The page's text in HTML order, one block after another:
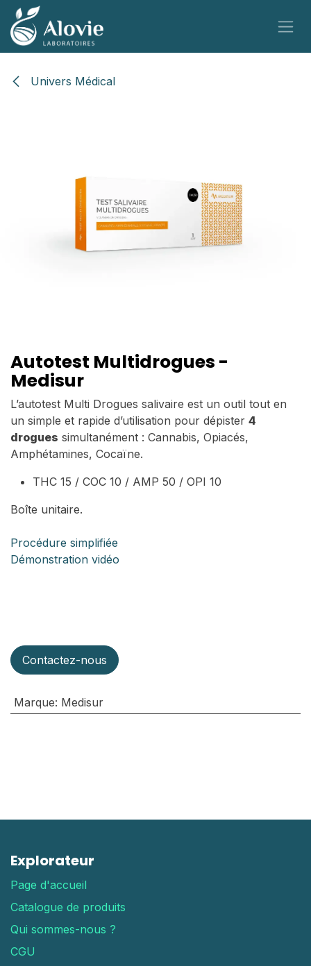
Se rendre au contenu
Univers Médical
Autotest Multidrogues -
Medisur
L’autotest Multi Drogues salivaire est un outil tout en
un simple et rapide d’utilisation pour dépister 4
drogues simultanément : Cannabis, Opiacés,
Amphétamines, Cocaïne.
THC 15 / COC 10 / AMP 50 / OPI 10
Boîte unitaire.
Procédure simplifiée
Démonstration vidéo
Contactez-nous
Marque: Medisur
Explorateur
Page d'accueil
Catalogue de produits
Qui sommes-nous ?
CGU